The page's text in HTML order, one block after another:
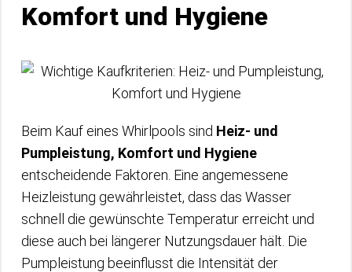
Komfort und Hygiene
Beim Kauf eines Whirlpools sind Heiz- und
Pumpleistung, Komfort und Hygiene
entscheidende Faktoren. Eine angemessene
Heizleistung gewährleistet, dass das Wasser
schnell die gewünschte Temperatur erreicht und
diese auch bei längerer Nutzungsdauer hält. Die
Pumpleistung beeinflusst die Intensität der